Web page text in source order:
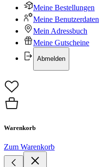
Meine Bestellungen
Meine Benutzerdaten
Mein Adressbuch
Meine Gutscheine
Abmelden
Warenkorb
Zum Warenkorb